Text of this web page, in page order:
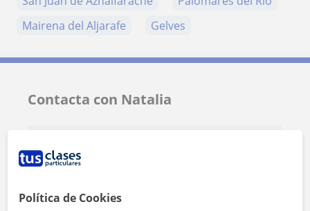
Mairena del Aljarafe
Gelves
Contacta con Natalia
1ª clase gratis
Política de Cookies